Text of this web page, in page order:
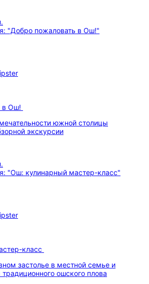
в Ош!
южной столицы
экскурсии
класс
застолье в местной семье и
ошского плова